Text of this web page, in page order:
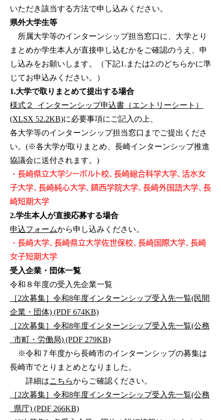
いただき該当する方法で申し込みください。
県外大学生等
所属大学等のインターンシップ担当窓口に、大学とり
まとめか学生本人が直接申し込むかをご確認のうえ、申
し込みをお願いします。（下記1.または2.のどちらかに準
じてお申込みください。）
1.大学で取りまとめて提出する場合
様式２_インターンシップ申込書（エントリーシート）
(XLSX 52.2KB)に必要事項にご記入の上、
各大学等のインターンシップ担当窓口までご提出くださ
い。(※各大学が取りまとめ、長崎インターンシップ推進
協議会に送付されます。)
・長崎県立大学シーボルト校、長崎総合科学大学、活水女
子大学、長崎純心大学、鎮西学院大学、長崎外国語大学、長
崎短期大学
2.学生本人が直接応募する場合
申込フォームから申し込みください。
・長崎大学、長崎県立大学佐世保校、長崎国際大学、長崎
女子短期大学
受入企業・団体一覧
令和８年度の受入先企業一覧
［2次募集］令和8年度インターンシップ受入先一覧(民間
企業・団体) (PDF 674KB)
［2次募集］令和8年度インターンシップ受入先一覧(公務
_市町・労働局) (PDF 279KB)
※令和７年度から長崎市のインターンシップの募集は
長崎市でとりまとめとなりました。
詳細はこちらからご確認ください。
［2次募集］令和8年度インターンシップ受入先一覧(公務
_県庁) (PDF 266KB)